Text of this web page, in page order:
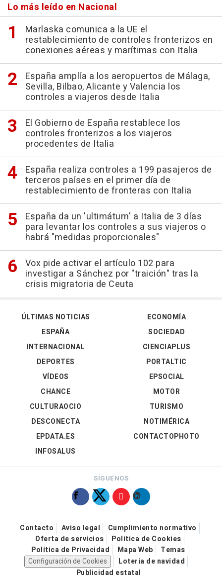
Lo más leído en Nacional
Marlaska comunica a la UE el
restablecimiento de controles fronterizos en
conexiones aéreas y marítimas con Italia
España amplía a los aeropuertos de Málaga,
Sevilla, Bilbao, Alicante y Valencia los
controles a viajeros desde Italia
El Gobierno de España restablece los
controles fronterizos a los viajeros
procedentes de Italia
España realiza controles a 199 pasajeros de
terceros países en el primer día de
restablecimiento de fronteras con Italia
España da un 'ultimátum' a Italia de 3 días
para levantar los controles a sus viajeros o
habrá "medidas proporcionales"
Vox pide activar el artículo 102 para
investigar a Sánchez por "traición" tras la
crisis migratoria de Ceuta
ÚLTIMAS NOTICIAS
ESPAÑA
INTERNACIONAL
DEPORTES
VÍDEOS
ECONOMÍA
SOCIEDAD
CIENCIAPLUS
PORTALTIC
EPSOCIAL
CHANCE
CULTURAOCIO
DESCONECTA
EPDATA.ES
INFOSALUS
MOTOR
TURISMO
NOTIMÉRICA
CONTACTOPHOTO
SÍGUENOS
Contacto Aviso legal
Cumplimiento normativo
Oferta de servicios
Política de Cookies
Política de Privacidad
Mapa Web
Temas
Configuración de Cookies
Loteria de navidad
Publicidad estatal